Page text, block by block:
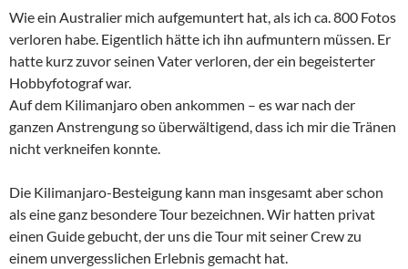
Wie ein Australier mich aufgemuntert hat, als ich ca. 800 Fotos
verloren habe. Eigentlich hätte ich ihn aufmuntern müssen. Er
hatte kurz zuvor seinen Vater verloren, der ein begeisterter
Hobbyfotograf war.
Auf dem Kilimanjaro oben ankommen – es war nach der
ganzen Anstrengung so überwältigend, dass ich mir die Tränen
nicht verkneifen konnte.
Die Kilimanjaro-Besteigung kann man insgesamt aber schon
als eine ganz besondere Tour bezeichnen. Wir hatten privat
einen Guide gebucht, der uns die Tour mit seiner Crew zu
einem unvergesslichen Erlebnis gemacht hat.